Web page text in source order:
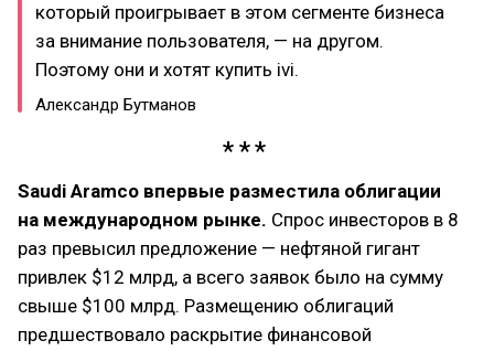
который проигрывает в этом сегменте бизнеса
за внимание пользователя, — на другом.
Поэтому они и хотят купить ivi.
Александр Бутманов
Saudi Aramco впервые разместила облигации
на международном рынке. Спрос инвесторов в 8
раз превысил предложение — нефтяной гигант
привлек $12 млрд, а всего заявок было на сумму
свыше $100 млрд. Размещению облигаций
предшествовало раскрытие финансовой